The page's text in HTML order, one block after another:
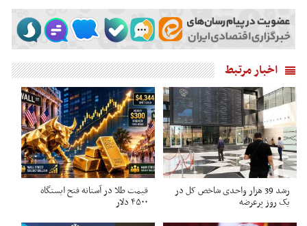
اخبار مرتبط
رشد 39 هزار واحدی شاخص کل در
یک روز پرعرضه
قیمت طلا در آستانه فتح ایستگاه
۴۵۰۰ دلار